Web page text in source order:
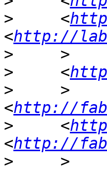
>
     <
<http://
>
>
>
     <
>
>
<http://
>
     <
<http://
>
>